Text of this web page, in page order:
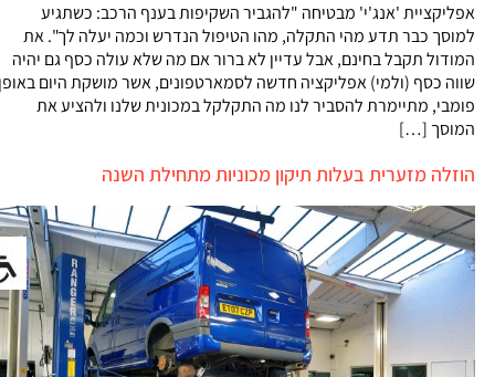
אפליקציית 'אנג'י' מבטיחה "להגביר השקיפות בענף הרכב: כשתגיע
למוסך כבר תדע מהי התקלה, מהו הטיפול הנדרש וכמה יעלה לך". את
המודול תקבל בחינם, אבל עדיין לא ברור אם מה שלא עולה כסף גם יהיה
שווה כסף (ולמי) אפליקציה חדשה לסמארטפונים, אשר מושקת היום באופן
פומבי, מתיימרת להסביר לנו מה התקלקל במכונית שלנו ולהציע את
המוסך […]
הוזלה מזערית בעלות תיקון מכוניות מתחילת השנה